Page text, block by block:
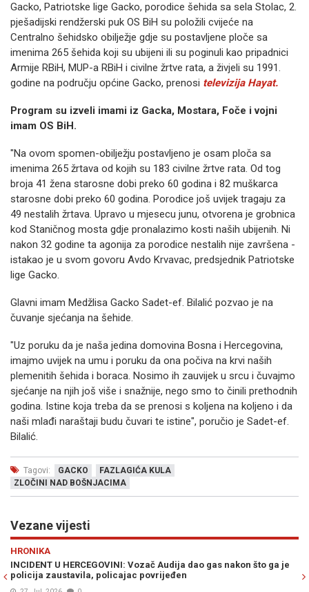
Gacko, Patriotske lige Gacko, porodice šehida sa sela Stolac, 2.
pješadijski rendžerski puk OS BiH su položili cvijeće na
Centralno šehidsko obilježje gdje su postavljene ploče sa
imenima 265 šehida koji su ubijeni ili su poginuli kao pripadnici
Armije RBiH, MUP-a RBiH i civilne žrtve rata, a živjeli su 1991.
godine na području općine Gacko, prenosi televizija Hayat.
Program su izveli imami iz Gacka, Mostara, Foče i vojni
imam OS BiH.
"Na ovom spomen-obilježju postavljeno je osam ploča sa
imenima 265 žrtava od kojih su 183 civilne žrtve rata. Od tog
broja 41 žena starosne dobi preko 60 godina i 82 muškarca
starosne dobi preko 60 godina. Porodice još uvijek tragaju za
49 nestalih žrtava. Upravo u mjesecu junu, otvorena je grobnica
kod Staničnog mosta gdje pronalazimo kosti naših ubijenih. Ni
nakon 32 godine ta agonija za porodice nestalih nije završena -
istakao je u svom govoru Avdo Krvavac, predsjednik Patriotske
lige Gacko.
Glavni imam Medžlisa Gacko Sadet-ef. Bilalić pozvao je na
čuvanje sjećanja na šehide.
"Uz poruku da je naša jedina domovina Bosna i Hercegovina,
imajmo uvijek na umu i poruku da ona počiva na krvi naših
plemenitih šehida i boraca. Nosimo ih zauvijek u srcu i čuvajmo
sjećanje na njih još više i snažnije, nego smo to činili prethodnih
godina. Istine koja treba da se prenosi s koljena na koljeno i da
naši mlađi naraštaji budu čuvari te istine", poručio je Sadet-ef.
Bilalić.
Tagovi: GACKO
FAZLAGIĆA KULA
ZLOČINI NAD BOŠNJACIMA
Vezane vijesti
HRONIKA
INCIDENT U HERCEGOVINI: Vozač Audija dao gas nakon što ga je
policija zaustavila, policajac povrijeđen